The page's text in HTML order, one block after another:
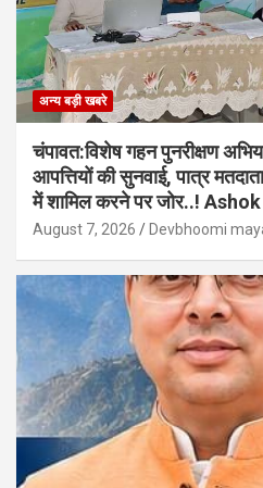
अन्य बड़ी खबरे
चंपावत:विशेष गहन पुनरीक्षण
आपत्तियों की सुनवाई, पात्र
में शामिल करने पर जोर..!
August 7, 2026 Devbhoomi